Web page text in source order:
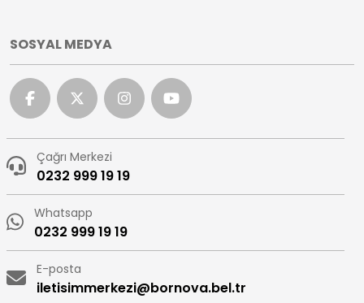
SOSYAL MEDYA
Çağrı Merkezi
0232 999 19 19
Whatsapp
0232 999 19 19
E-posta
iletisimmerkezi@bornova.bel.tr